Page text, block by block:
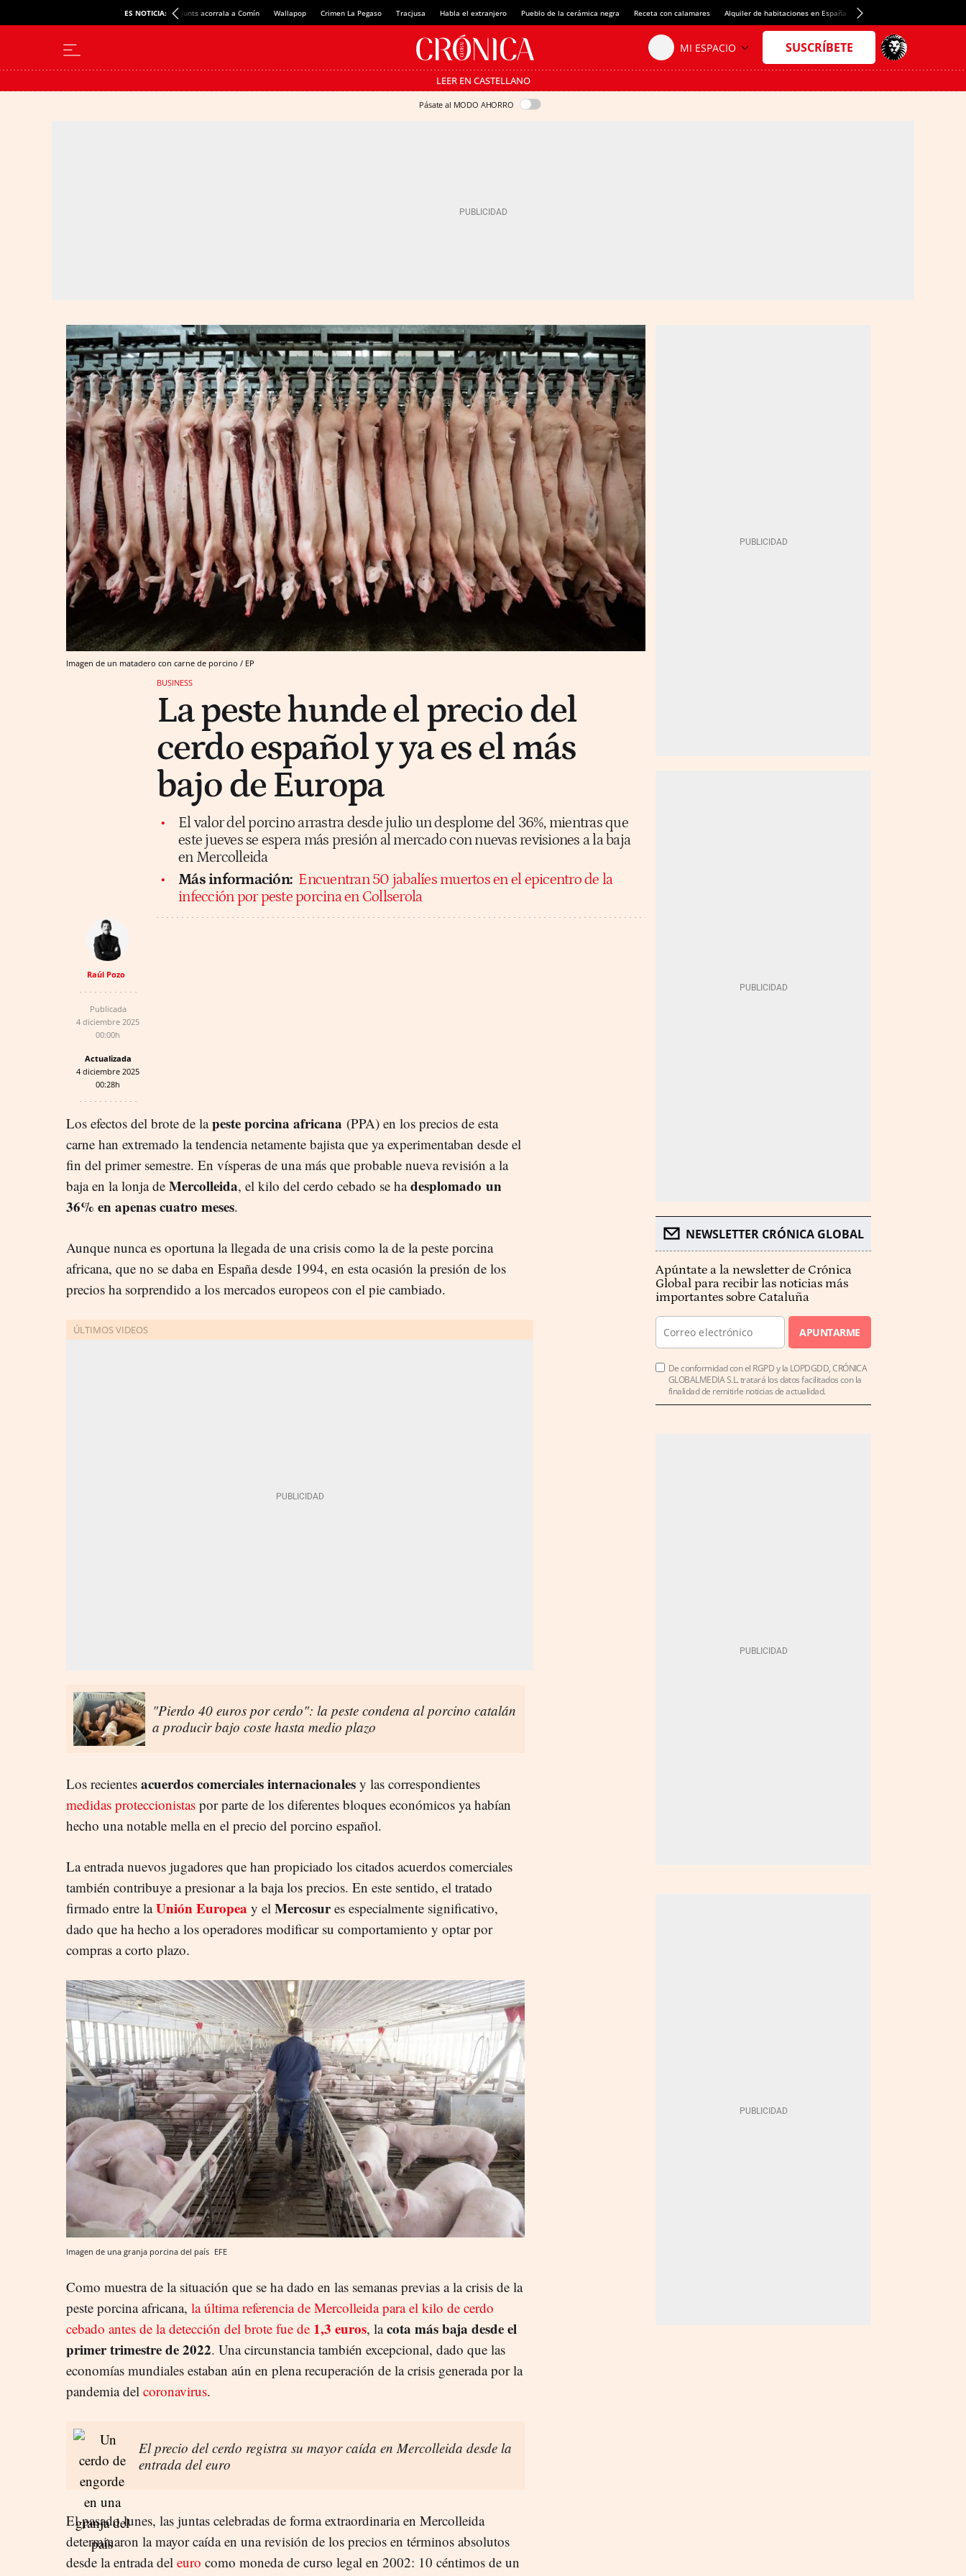
ES NOTICIA: Junts acorrala a Comín Wallapop Crimen La Pegaso Tracjusa Habla el extranjero Pueblo de la cerámica negra Receta con calamares Alquiler de habitaciones en España Crédito del Spotify Camp Nou
LEER EN CASTELLANO
Pásate al MODO AHORRO
Imagen de un matadero con carne de porcino / EP
BUSINESS
La peste hunde el precio del
cerdo español y ya es el más
bajo de Europa
El valor del porcino arrastra desde julio un desplome del 36%, mientras que
este jueves se espera más presión al mercado con nuevas revisiones a la baja
en Mercolleida
Más información: Encuentran 50 jabalíes muertos en el epicentro de la
infección por peste porcina en Collserola
Raúl Pozo
Publicada
4 diciembre 2025
00:00h
Actualizada
4 diciembre 2025
00:28h
Los efectos del brote de lapeste porcina africana (PPA) en los precios de esta
carne han extremado la tendencia netamente bajista que ya experimentaban desde el
fin del primer semestre. En vísperas de una más que probable nueva revisión a la
baja en la lonja de Mercolleida, el kilo del cerdo cebado se hadesplomado un
36% en apenas cuatro meses.
Aunque nunca es oportuna la llegada de una crisis como la de la peste porcina
africana, que no se daba en España desde 1994, en esta ocasión la presión de los
precios ha sorprendido a los mercados europeos con el pie cambiado.
"Pierdo 40 euros por cerdo": la peste condena al porcino catalán
a producir bajo coste hasta medio plazo
Los recientes acuerdos comerciales internacionales y las correspondientes
medidas proteccionistas por parte de los diferentes bloques económicos ya habían
hecho una notable mella en el precio del porcino español.
La entrada nuevos jugadores que han propiciado los citados acuerdos comerciales
también contribuye a presionar a la baja los precios. En este sentido, el tratado
firmado entre laUnión Europea y el Mercosures especialmente significativo,
dado que ha hecho a los operadores modificar su comportamiento y optar por
compras a corto plazo.
Imagen de una granja porcina del país EFE
Como muestra de la situación que se ha dado en las semanas previas a la crisis de la
peste porcina africana, la última referencia de Mercolleida para el kilo de cerdo
cebado antes de la detección del brote fue de 1,3 euros, lacota más baja desde el
primer trimestre de 2022. Una circunstancia también excepcional, dado que las
economías mundiales estaban aún en plena recuperación de la crisis generada por la
pandemia del coronavirus.
El precio del cerdo registra su mayor caída en Mercolleida desde la
entrada del euro
El pasado lunes, las juntas celebradas de forma extraordinaria en Mercolleida
determinaron la mayor caída en una revisión de los precios en términos absolutos
desde la entrada del euro como moneda de curso legal en 2002: 10 céntimos de un
NEWSLETTER CRÓNICA GLOBAL
Apúntate a la newsletter de Crónica
Global para recibir las noticias más
importantes sobre Cataluña
APUNTARME
De conformidad con el RGPD y la LOPDGDD, CRÓNICA
GLOBALMEDIA S.L. tratará los datos facilitados con la
finalidad de remitirle noticias de actualidad.